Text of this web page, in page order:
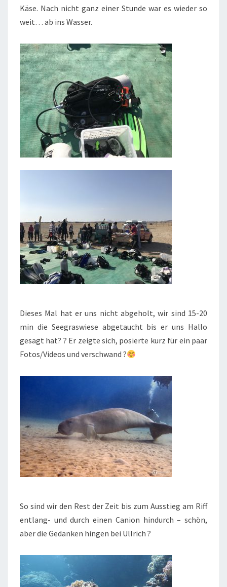
Käse. Nach nicht ganz einer Stunde war es wieder so
weit… ab ins Wasser.
Dieses Mal hat er uns nicht abgeholt, wir sind 15-20
min die Seegraswiese abgetaucht bis er uns Hallo
gesagt hat? ? Er zeigte sich, posierte kurz für ein paar
Fotos/Videos und verschwand ?
So sind wir den Rest der Zeit bis zum Ausstieg am Riff
entlang- und durch einen Canion hindurch – schön,
aber die Gedanken hingen bei Ullrich ?